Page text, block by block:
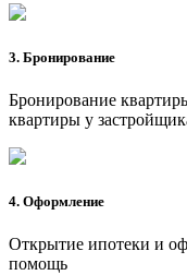
3. Бронирование
Бронирование
квартиры у
4. Оформление
Открытие ипотеки и
помощь